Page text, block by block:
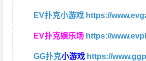
EV扑克小游戏 https://
EV扑克娱乐场 https://
GG扑克小游戏 https://